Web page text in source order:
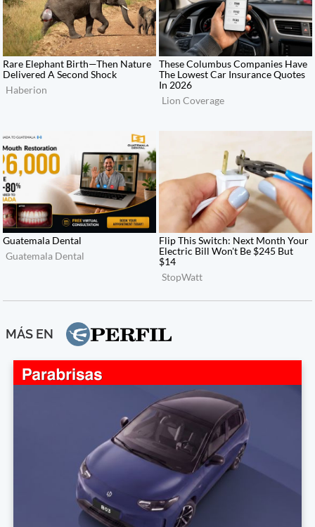
MÁS EN